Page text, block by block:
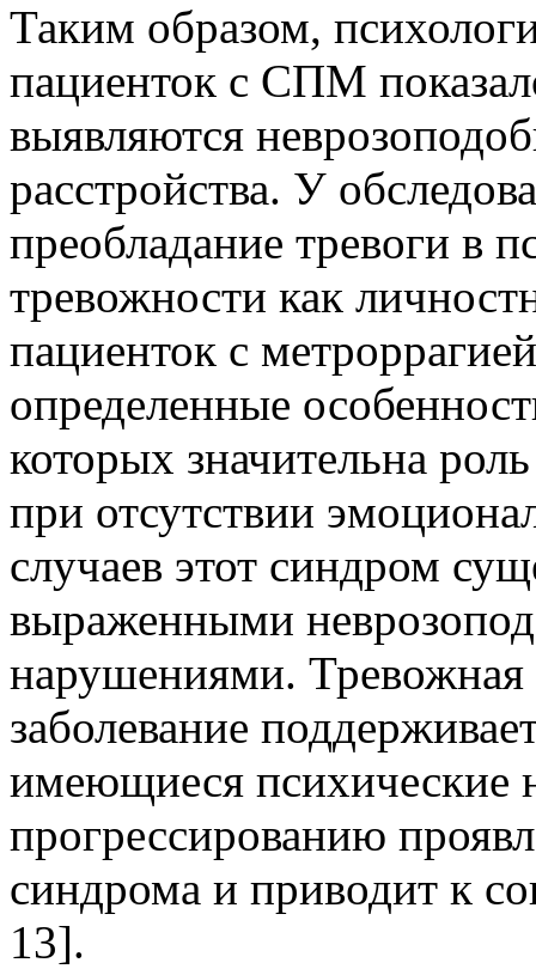
Таким образом,
пациенток с СПМ
выявляются
расстройства. У
преобладание тревоги в
тревожности как
пациенток с
определенные
которых значительна
при отсутствии
случаев этот синдром
выраженными
нарушениями. Тревожная
заболевание
имеющиеся психические
прогрессированию
синдрома и приводит к
13].